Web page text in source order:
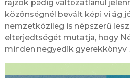
rajzok pedig változatlanul
közönségnél bevált képi világ
nemzetközileg is népszerű
elterjedtségét mutatja, hogy
minden negyedik gyerekkönyv